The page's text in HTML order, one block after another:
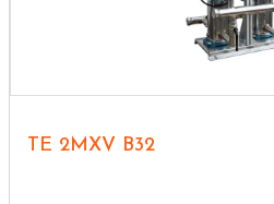
TE 2MXV B32